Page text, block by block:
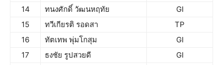
14
ทนงศักดิ์ วัฒนหฤทัย
GI
15
ทวีเกียรติ รอดสา
TP
16
ทัตเทพ พุ่มโกสุม
GI
17
ธงชัย รูปสวยดี
GI